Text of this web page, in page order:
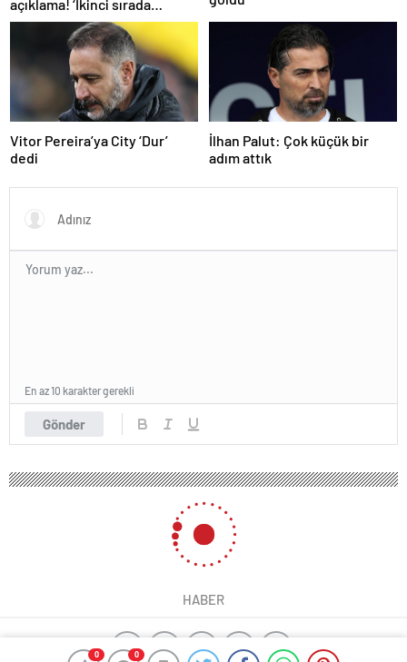
0 0
açıklama! ‘İkinci sırada
bitireceğiz’
Vitor Pereira’ya City ‘Dur’
dedi
İlhan Palut: Çok küçük bir
adım attık
Gönder
En az 10 karakter gerekli
HABER